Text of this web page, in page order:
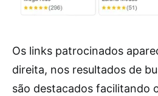
Os links patrocinados
direita, nos resultados de
são destacados facilitando